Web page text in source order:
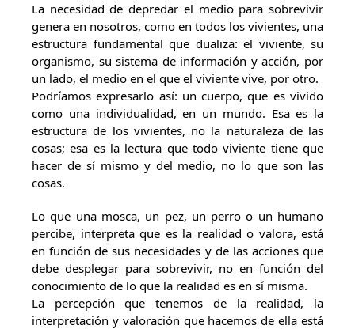
La necesidad de depredar el medio para sobrevivir
genera en nosotros, como en todos los vivientes, una
estructura fundamental que dualiza: el viviente, su
organismo, su sistema de información y acción, por
un lado, el medio en el que el viviente vive, por otro.
Podríamos expresarlo así: un cuerpo, que es vivido
como una individualidad, en un mundo. Esa es la
estructura de los vivientes, no la naturaleza de las
cosas; esa es la lectura que todo viviente tiene que
hacer de sí mismo y del medio, no lo que son las
cosas.
Lo que una mosca, un pez, un perro o un humano
percibe, interpreta que es la realidad o valora, está
en función de sus necesidades y de las acciones que
debe desplegar para sobrevivir, no en función del
conocimiento de lo que la realidad es en sí misma.
La percepción que tenemos de la realidad, la
interpretación y valoración que hacemos de ella está